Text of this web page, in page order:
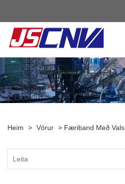
Heim > Vörur > Færiband Með Vals